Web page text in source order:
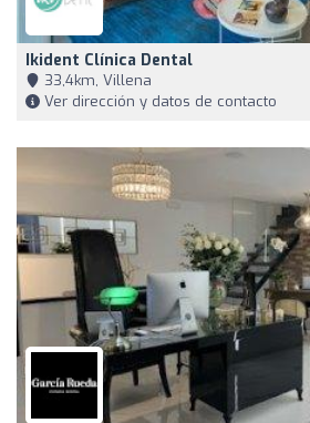
Ikident Clínica Dental
33,4km, Villena
Ver dirección y datos de contacto